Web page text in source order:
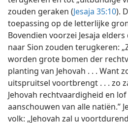
zouden geraken (Jesaja 35:10).
toepassing op de letterlijke
Bovendien voorzei Jesaja
naar Sion zouden terugkeren:
worden grote bomen der
planting van Jehovah . . . Want
uitspruitsel voortbrengt . . . zo
Jehovah rechtvaardigheid en
aanschouwen van alle natiën.”
volk: „Jehovah zal u